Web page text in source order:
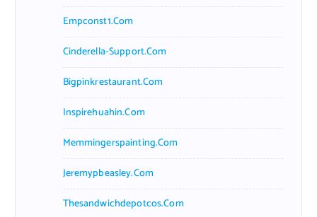
Empconst1.com
Cinderella-Support.com
Bigpinkrestaurant.com
Inspirehuahin.com
Memmingerspainting.com
Jeremypbeasley.com
Thesandwichdepotcos.com